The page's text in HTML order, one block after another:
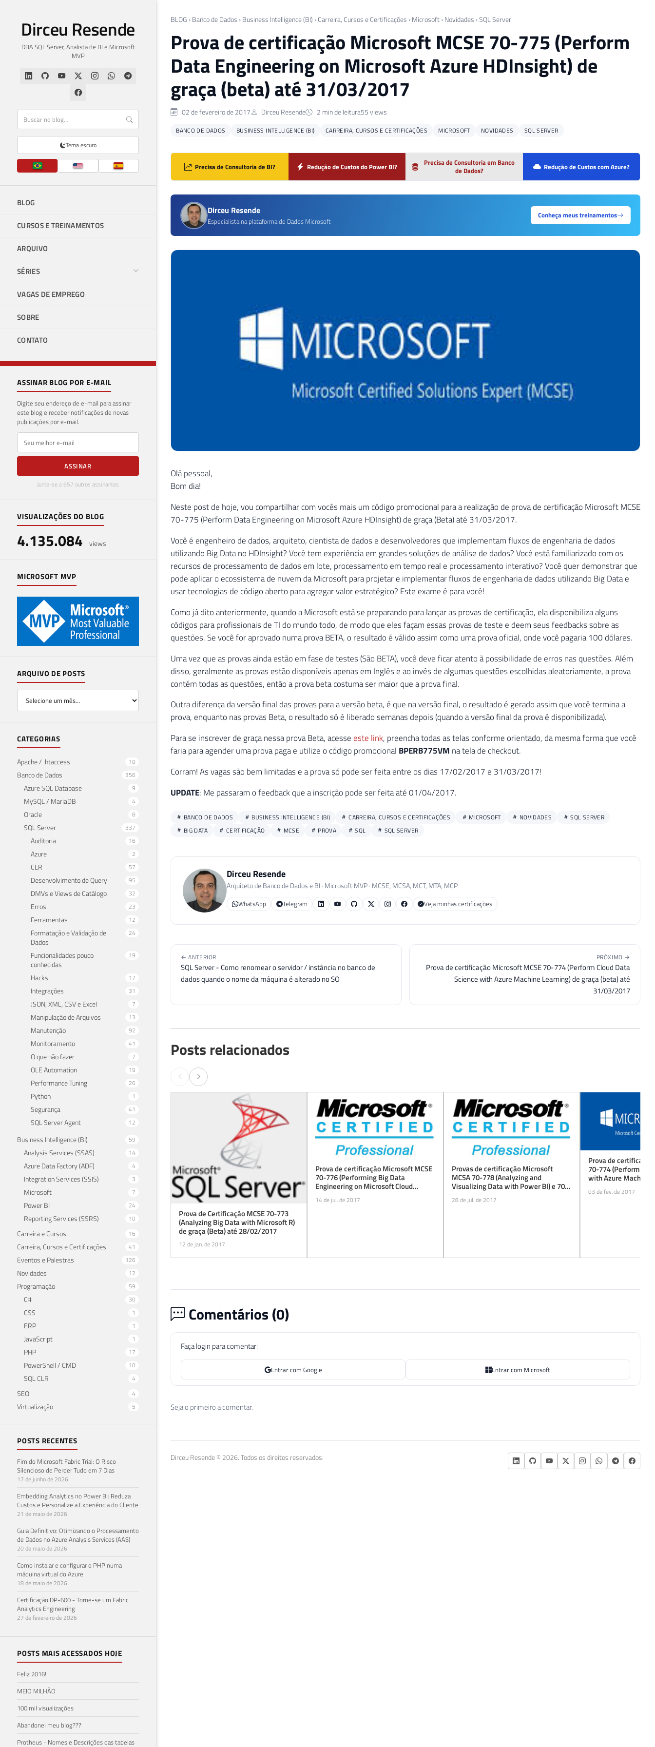
Dirceu Resende
DBA SQL Server, Analista de BI e Microsoft
MVP
Tema escuro
BLOG
CURSOS E TREINAMENTOS
ARQUIVO
SÉRIES
VAGAS DE EMPREGO
SOBRE
CONTATO
ASSINAR BLOG POR E-MAIL
Digite seu endereço de e-mail para assinar
este blog e receber notificações de novas
publicações por e-mail.
E-mail
ASSINAR
Junte-se a 657 outros assinantes
VISUALIZAÇÕES DO BLOG
4.135.084 views
MICROSOFT MVP
ARQUIVO DE POSTS
CATEGORIAS
Apache / .htaccess 10
Banco de Dados 356
Azure SQL Database 9
MySQL / MariaDB 4
Oracle 8
SQL Server 337
Auditoria 16
Azure 2
CLR 57
Desenvolvimento de Query 95
DMVs e Views de Catálogo 32
Erros 23
Ferramentas 12
Formatação e Validação de
Dados
24
Funcionalidades pouco
conhecidas
19
Hacks 17
Integrações 31
JSON, XML, CSV e Excel 7
Manipulação de Arquivos 13
Manutenção 92
Monitoramento 41
O que não fazer 7
OLE Automation 19
Performance Tuning 26
Python 1
Segurança 41
SQL Server Agent 12
Business Intelligence (BI) 59
Analysis Services (SSAS) 14
Azure Data Factory (ADF) 4
Integration Services (SSIS) 3
Microsoft 7
Power BI 24
Reporting Services (SSRS) 10
Carreira e Cursos 16
Carreira, Cursos e Certificações 41
Eventos e Palestras 126
Novidades 12
Programação 59
C# 30
CSS 1
ERP 1
JavaScript 1
PHP 17
PowerShell / CMD 10
SQL CLR 4
SEO 4
Virtualização 5
POSTS RECENTES
Fim do Microsoft Fabric Trial: O Risco
Silencioso de Perder Tudo em 7 Dias
17 de junho de 2026
Embedding Analytics no Power BI: Reduza
Custos e Personalize a Experiência do Cliente
21 de maio de 2026
Guia Definitivo: Otimizando o Processamento
de Dados no Azure Analysis Services (AAS)
20 de maio de 2026
Como instalar e configurar o PHP numa
máquina virtual do Azure
18 de maio de 2026
Certificação DP-600 - Torne-se um Fabric
Analytics Engineering
27 de fevereiro de 2026
POSTS MAIS ACESSADOS HOJE
Feliz 2016!
MEIO MILHÃO
100 mil visualizações
Abandonei meu blog???
Protheus - Nomes e Descrições das tabelas
BLOG › Banco de Dados › Business Intelligence (BI) › Carreira, Cursos e Certificações › Microsoft › Novidades ›SQL Server
Prova de certificação Microsoft MCSE 70-775 (Perform
Data Engineering on Microsoft Azure HDInsight) de
graça (beta) até 31/03/2017
02 de fevereiro de 2017 Dirceu Resende 2 min de leitura55 views
BANCO DE DADOS BUSINESS INTELLIGENCE (BI) CARREIRA, CURSOS E CERTIFICAÇÕES MICROSOFT NOVIDADES SQL SERVER
Precisa de Consultoria de BI? Redução de Custos do Power BI?
Precisa de Consultoria em Banco
de Dados?
Redução de Custos com Azure?
Dirceu Resende
Especialista na plataforma de Dados Microsoft
Conheça meus treinamentos
Olá pessoal,
Bom dia!
Neste post de hoje, vou compartilhar com vocês mais um código promocional para a realização de prova de certificação Microsoft MCSE
70-775 (Perform Data Engineering on Microsoft Azure HDInsight) de graça (Beta) até 31/03/2017.
Você é engenheiro de dados, arquiteto, cientista de dados e desenvolvedores que implementam fluxos de engenharia de dados
utilizando Big Data no HDInsight? Você tem experiência em grandes soluções de análise de dados? Você está familiarizado com os
recursos de processamento de dados em lote, processamento em tempo real e processamento interativo? Você quer demonstrar que
pode aplicar o ecossistema de nuvem da Microsoft para projetar e implementar fluxos de engenharia de dados utilizando Big Data e
usar tecnologias de código aberto para agregar valor estratégico? Este exame é para você!
Como já dito anteriormente, quando a Microsoft está se preparando para lançar as provas de certificação, ela disponibiliza alguns
códigos para profissionais de TI do mundo todo, de modo que eles façam essas provas de teste e deem seus feedbacks sobre as
questões. Se você for aprovado numa prova BETA, o resultado é válido assim como uma prova oficial, onde você pagaria 100 dólares.
Uma vez que as provas ainda estão em fase de testes (São BETA), você deve ficar atento à possibilidade de erros nas questões. Além
disso, geralmente as provas estão disponíveis apenas em Inglês e ao invés de algumas questões escolhidas aleatoriamente, a prova
contém todas as questões, então a prova beta costuma ser maior que a prova final.
Outra diferença da versão final das provas para a versão beta, é que na versão final, o resultado é gerado assim que você termina a
prova, enquanto nas provas Beta, o resultado só é liberado semanas depois (quando a versão final da prova é disponibilizada).
Para se inscrever de graça nessa prova Beta, acesse este link, preencha todas as telas conforme orientado, da mesma forma que você
faria para agender uma prova paga e utilize o código promocional BPERB775VM na tela de checkout.
Corram! As vagas são bem limitadas e a prova só pode ser feita entre os dias 17/02/2017 e 31/03/2017!
UPDATE: Me passaram o feedback que a inscrição pode ser feita até 01/04/2017.
BANCO DE DADOS BUSINESS INTELLIGENCE (BI) CARREIRA, CURSOS E CERTIFICAÇÕES MICROSOFT NOVIDADES
SQL SERVER
BIG DATA
CERTIFICAÇÃO MCSE PROVA SQL SQL SERVER
Dirceu Resende
Arquiteto de Banco de Dados e BI · Microsoft MVP · MCSE, MCSA, MCT, MTA, MCP
WhatsApp Telegram Veja minhas certificações
← ANTERIOR
SQL Server - Como renomear o servidor / instância no banco de
dados quando o nome da máquina é alterado no SO
PRÓXIMO →
Prova de certificação Microsoft MCSE 70-774 (Perform Cloud Data
Science with Azure Machine Learning) de graça (beta) até
31/03/2017
Posts relacionados
Prova de Certificação MCSE 70-773
(Analyzing Big Data with Microsoft R)
de graça (Beta) até 28/02/2017
12 de jan. de 2017
Prova de certificação Microsoft MCSE
70-776 (Performing Big Data
Engineering on Microsoft Cloud
Services) de graça (beta) até
08/09/2017
14 de jul. de 2017
Provas de certificação Microsoft
MCSA 70-778 (Analyzing and
Visualizing Data with Power BI) e 70-
779 (Analyzing and Visualizing Data
with Microsoft Excel) de graça (beta)
28 de jul. de 2017
Prova de
70-774 (Perform
with Azure Machine
graça (beta) até 31/
03 de fev. de 2017
Comentários (0)
Faça login para comentar:
Entrar com Google Entrar com Microsoft
Seja o primeiro a comentar.
Dirceu Resende © 2026. Todos os direitos reservados.